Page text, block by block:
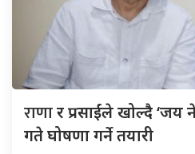
राणार प्रसाईंले खोल्दै ‘जय
गते घोषणा गर्ने तयारी